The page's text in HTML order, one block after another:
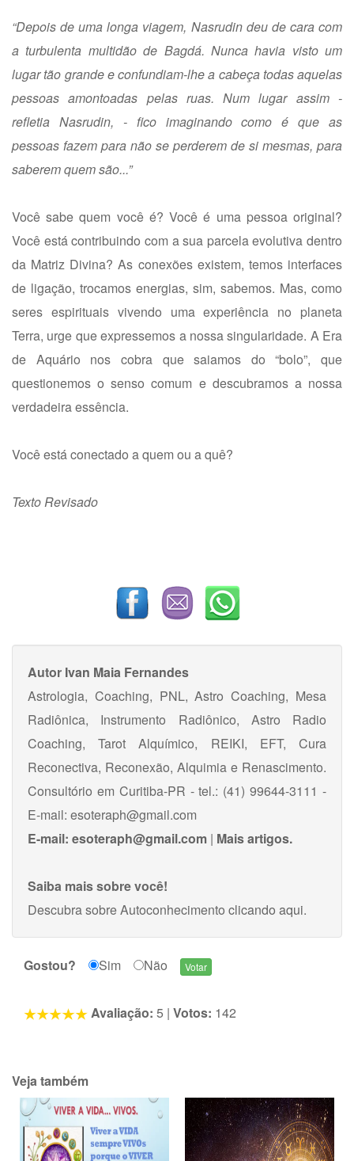
“Depois de uma longa viagem, Nasrudin deu de cara com
a turbulenta multidão de Bagdá. Nunca havia visto um
lugar tão grande e confundiam-lhe a cabeça todas aquelas
pessoas amontoadas pelas ruas. Num lugar assim -
refletia Nasrudin, - fico imaginando como é que as
pessoas fazem para não se perderem de si mesmas, para
saberem quem são...”
Você sabe quem você é? Você é uma pessoa original?
Você está contribuindo com a sua parcela evolutiva dentro
da Matriz Divina? As conexões existem, temos interfaces
de ligação, trocamos energias, sim, sabemos. Mas, como
seres espirituais vivendo uma experiência no planeta
Terra, urge que expressemos a nossa singularidade. A Era
de Aquário nos cobra que saiamos do “bolo”, que
questionemos o senso comum e descubramos a nossa
verdadeira essência.
Você está conectado a quem ou a quê?
Texto Revisado
Autor Ivan Maia Fernandes
Astrologia, Coaching, PNL, Astro Coaching, Mesa
Radiônica, Instrumento Radiônico, Astro Radio
Coaching, Tarot Alquímico, REIKI, EFT, Cura
Reconectiva, Reconexão, Alquimia e Renascimento.
Consultório em Curitiba-PR - tel.: (41) 99644-3111 -
E-mail: esoteraph@gmail.com
E-mail: esoteraph@gmail.com | Mais artigos.
Saiba mais sobre você!
Descubra sobre Autoconhecimento clicando aqui.
Gostou? Sim Não
Avaliação: 5 | Votos: 142
Veja também